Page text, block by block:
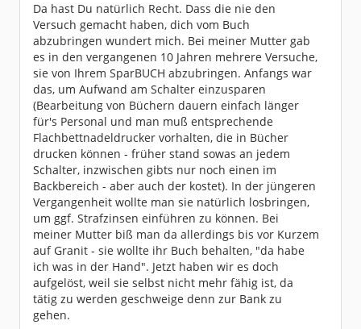
Dabei seit:
03 / 2007
Da hast Du natürlich Recht. Dass die nie den
Versuch gemacht haben, dich vom Buch
abzubringen wundert mich. Bei meiner Mutter gab
es in den vergangenen 10 Jahren mehrere Versuche,
sie von Ihrem SparBUCH abzubringen. Anfangs war
das, um Aufwand am Schalter einzusparen
(Bearbeitung von Büchern dauern einfach länger
für's Personal und man muß entsprechende
Flachbettnadeldrucker vorhalten, die in Bücher
drucken können - früher stand sowas an jedem
Schalter, inzwischen gibts nur noch einen im
Backbereich - aber auch der kostet). In der jüngeren
Vergangenheit wollte man sie natürlich losbringen,
um ggf. Strafzinsen einführen zu können. Bei
meiner Mutter biß man da allerdings bis vor Kurzem
auf Granit - sie wollte ihr Buch behalten, "da habe
ich was in der Hand". Jetzt haben wir es doch
aufgelöst, weil sie selbst nicht mehr fähig ist, da
tätig zu werden geschweige denn zur Bank zu
gehen.